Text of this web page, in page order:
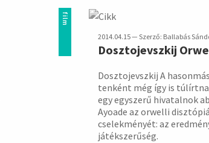
film
2014.04.15 — Szerző: Ballabás
Dosztojevszkij
Dosztojevszkij A
ten­ként még így is
egy egy­szerű hiva­talnok
Ayoade az orwelli
cselek­ményét: az
játék­szerű­ség.